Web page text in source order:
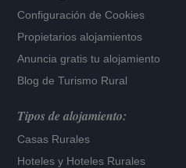
Configuración de Cookies
Propietarios alojamientos
Anuncia gratis tu alojamiento
Blog de Turismo Rural
Tipos de alojamiento:
Casas Rurales
Hoteles y Hoteles Rurales